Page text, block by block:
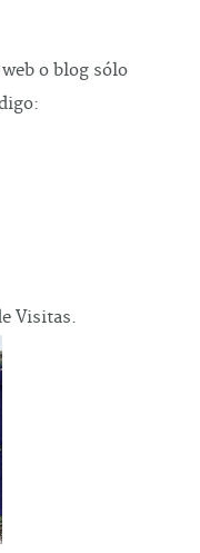
o blog sólo
Visitas.